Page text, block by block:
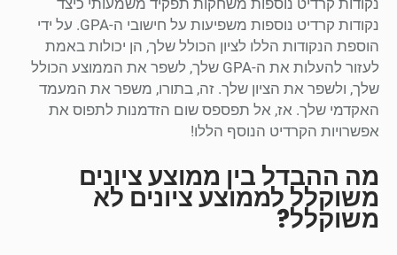
נקודות קרדיט נוספות משפיעות על חישובי ה-GPA. על ידי
הוספת הנקודות הללו לציון הכולל שלך, הן יכולות באמת
לעזור להעלות את ה-GPA שלך, לשפר את הממוצע הכולל
שלך, ולשפר את הציון שלך. זה, בתורו, משפר את המעמד
האקדמי שלך. אז, אל תפספס שום הזדמנות לתפוס את
אפשרויות הקרדיט הנוסף הללו!
מה ההבדל בין ממוצע ציונים
משוקלל לממוצע ציונים לא
משוקלל?